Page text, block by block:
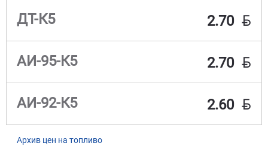
ДТ-К5 2.70 BYN
АИ-95-К5 2.70 BYN
АИ-92-К5 2.60 BYN
Архив цен на топливо